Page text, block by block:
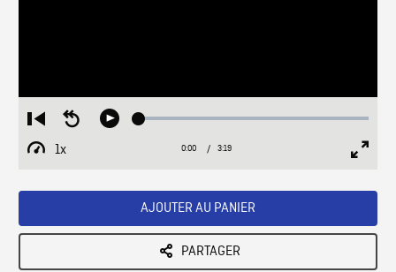
Restart
from
beginning
Seek
Play Loaded:
1x
Playback
Current
0:00 / Duration
3:19
AJOUTER AU PANIER
PARTAGER